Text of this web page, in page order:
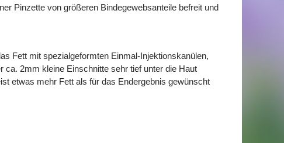
Pinzette von größeren Bindegewebsanteile befreit und
Fett mit spezialgeformten Einmal-Injektionskanülen,
ca. 2mm kleine Einschnitte sehr tief unter die Haut
etwas mehr Fett als für das Endergebnis gewünscht